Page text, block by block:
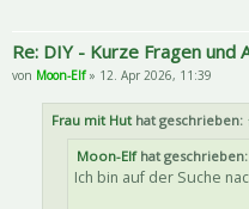
Re: DIY - Kurze Fragen
von Moon-Elf» 12. Apr 2026, 11:39
Frau mit Hut hat geschrieben:
Moon-Elfhat geschrieben:
Ich bin auf der Suche